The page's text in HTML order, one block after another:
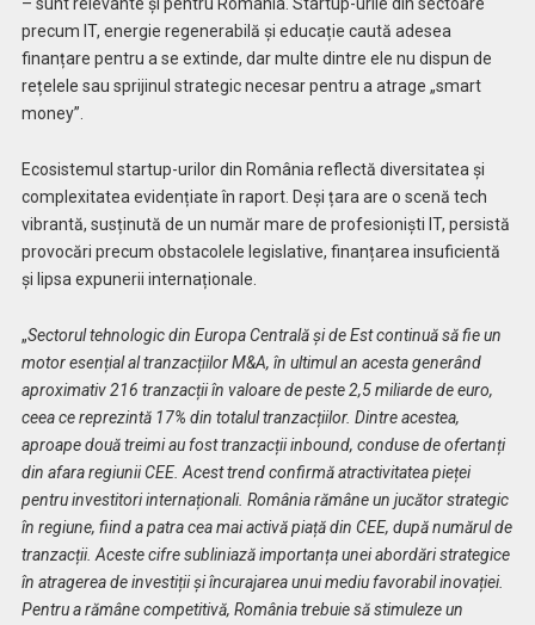
precum IT, energie regenerabilă și educație caută adesea
finanțare pentru a se extinde, dar multe dintre ele nu dispun de
rețelele sau sprijinul strategic necesar pentru a atrage „smart
money”.
Ecosistemul startup-urilor din România reflectă diversitatea și
complexitatea evidențiate în raport. Deși țara are o scenă tech
vibrantă, susținută de un număr mare de profesioniști IT, persistă
provocări precum obstacolele legislative, finanțarea insuficientă
și lipsa expunerii internaționale.
„Sectorul tehnologic din Europa Centrală și de Est continuă să fie un
motor esențial al tranzacțiilor M&A, în ultimul an acesta generând
aproximativ 216 tranzacții în valoare de peste 2,5 miliarde de euro,
ceea ce reprezintă 17% din totalul tranzacțiilor. Dintre acestea,
aproape două treimi au fost tranzacții inbound, conduse de ofertanți
din afara regiunii CEE. Acest trend confirmă atractivitatea pieței
pentru investitori internaționali. România rămâne un jucător strategic
în regiune, fiind a patra cea mai activă piață din CEE, după numărul de
tranzacții. Aceste cifre subliniază importanța unei abordări strategice
în atragerea de investiții și încurajarea unui mediu favorabil inovației.
Pentru a rămâne competitivă, România trebuie să stimuleze un